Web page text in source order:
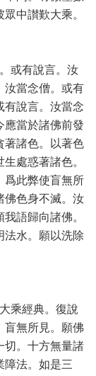
中讃歎大乘。
或有說言。汝
汝當念僧。或有
有說言。汝當念
應當於諸佛前發
著諸色。以著色
處惑著諸色。
爲此弊使盲無所
佛色身不滅。汝
語歸向諸佛。
法水。願以洗除
乘經典。復說
盲無所見。願佛
切。十方無量諸
障法。如是三